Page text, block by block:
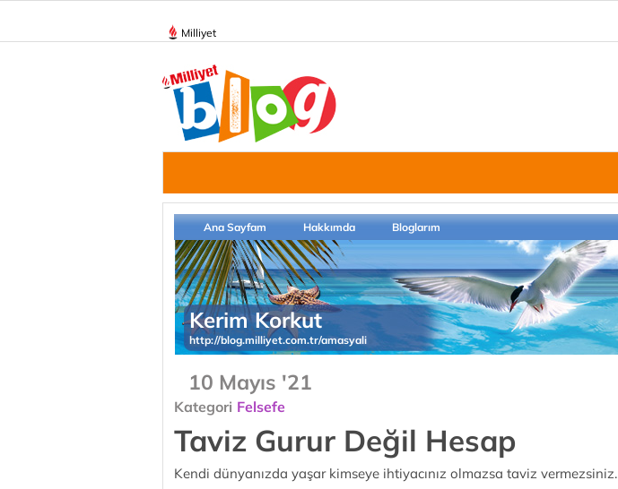
Milliyet
Ana Sayfam Hakkımda Bloglarım
Kerim Korkut
http://blog.milliyet.com.tr/amasyali
10 Mayıs '21
Kategori Felsefe
Taviz Gurur Değil Hesap
Kendi dünyanızda yaşar kimseye ihtiyacınız olmazsa taviz vermezsiniz.